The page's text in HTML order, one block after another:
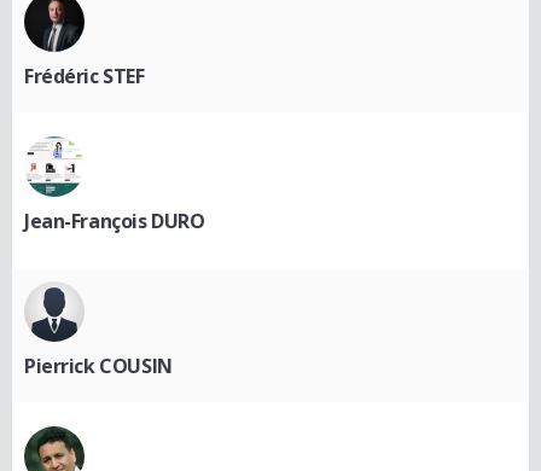
Frédéric STEF
Jean-François DURO
Pierrick COUSIN